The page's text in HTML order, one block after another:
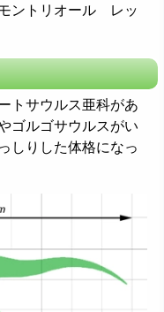
ントリオール レッ
トサウルス亜科があ
ゴルゴサウルスがい
しりした体格になっ